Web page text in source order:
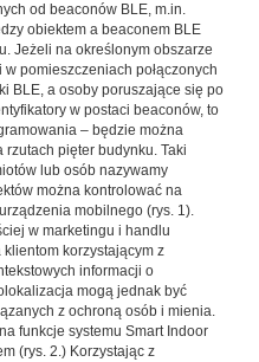
od beaconów BLE, m.in.
obiektem a beaconem BLE
Jeżeli na określonym obszarze
pomieszczeniach połączonych
BLE, a osoby poruszające się po
w postaci beaconów, to
– będzie można
pięter budynku. Taki
lub osób nazywamy
można kontrolować na
mobilnego (rys. 1).
w marketingu i handlu
klientom korzystającym z
informacji o
mogą jednak być
z ochroną osób i mienia.
funkcje systemu Smart Indoor
(rys. 2.) Korzystając z